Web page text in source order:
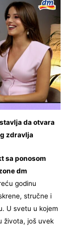
da otvara
zdravlja
sa ponosom
dm
godinu
stručne i
U svetu u kojem
života, još uvek